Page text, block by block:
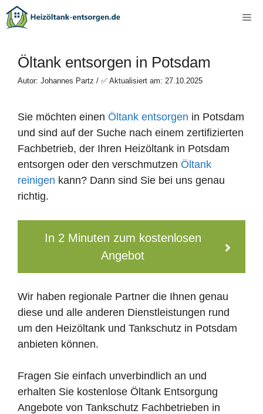
Zum
Inhalt
Öltank entsorgen in Potsdam
Autor: Johannes Partz / ✅ Aktualisiert am: 27.10.2025
Sie möchten einen Öltank entsorgen in Potsdam
und sind auf der Suche nach einem zertifizierten
Fachbetrieb, der Ihren Heizöltank in Potsdam
entsorgen oder den verschmutzen Öltank
reinigen kann? Dann sind Sie bei uns genau
richtig.
In 2 Minuten zum kostenlosen
Angebot
Wir haben regionale Partner die Ihnen genau
diese und alle anderen Dienstleistungen rund
um den Heizöltank und Tankschutz in Potsdam
anbieten können.
Fragen Sie einfach unverbindlich an und
erhalten Sie kostenlose Öltank Entsorgung
Angebote von Tankschutz Fachbetrieben in